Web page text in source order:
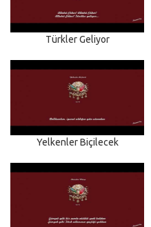
Türkler Geliyor
Yelkenler Biçilecek